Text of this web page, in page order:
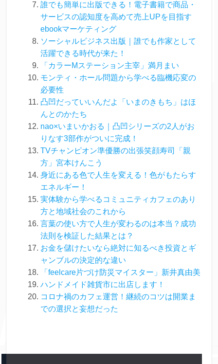
誰でも簡単に出版できる！電子書籍で商品・
サービスの認知度を高めて売上UPを目指す
ebookマーケティング
ソーシャルビジネス出版｜誰でも作家として
活躍できる時代が来た！
「カラーMステーション主宰」満月まい
モンティ・ホール問題から学べる臨機応変の
必要性
凸凹だっていいんだよ「いまのきもち」はほ
んとのかたち
nao×いまいかおる｜凸凹シリーズの2人がお
りなす3部作がついに完成！
TVチャンピオン準優勝の出張笑顔寿司「親
方」宮本けんこう
身近にある色で人生を変える！色がもたらす
エネルギー！
実体験から学べるコミュニティカフェのあり
方と地域社会のこれから
言葉の使い方で人生が変わるのは本当？成功
法則を検証した結果とは？
お金を儲けたいなら絶対に知るべき投資とギ
ャンブルの決定的な違い
「feelcare片づけ防災マイスター」新井真由美
ハンドメイド雑貨市に出店します！
コロナ禍のカフェ運営！継続のコツは開業ま
での選択と妄想だった